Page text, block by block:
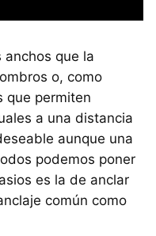
anchos que la
o, como
que permiten
a una distancia
aunque una
podemos poner
es la de anclar
común como